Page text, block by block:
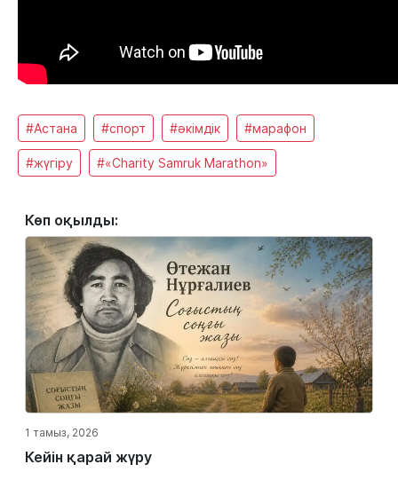
#Астана #спорт #әкімдік #марафон
#жүгіру #«Charity Samruk Marathon»
Көп оқылды:
1 тамыз, 2026
Кейін қарай жүру